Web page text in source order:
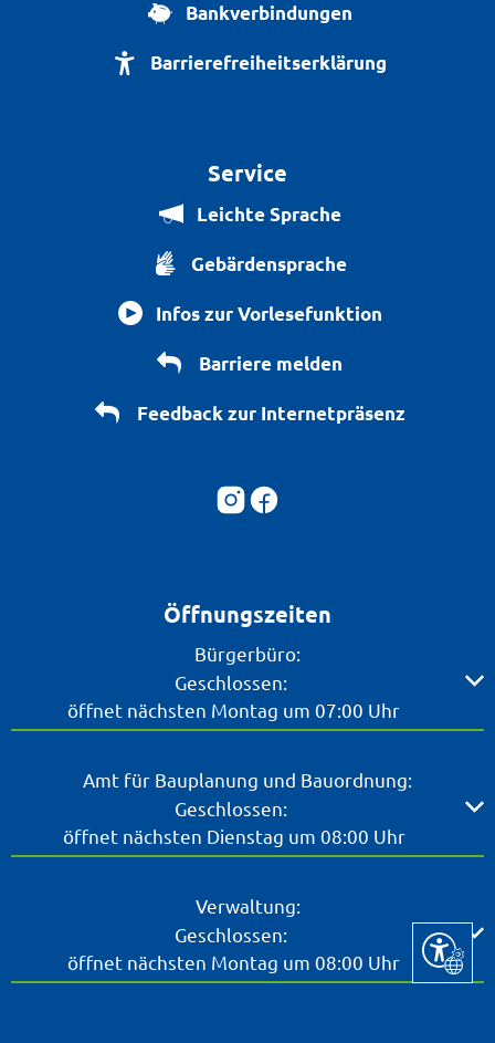
Bankverbindungen
Barrierefreiheitserklärung
Service
Leichte Sprache
Gebärdensprache
Infos zur Vorlesefunktion
Barriere melden
Feedback zur Internetpräsenz
Öffnungszeiten
Bürgerbüro:
Klicken, um weitere Öffnungs- oder Schließzeiten
Geschlossen:
öffnet nächsten Montag um 07:00 Uhr
Amt für Bauplanung und Bauordnung:
Klicken, um weitere Öffnungs- oder Schließzeiten
Geschlossen:
öffnet nächsten Dienstag um 08:00 Uhr
Verwaltung:
Klicken, um weitere Öffnungs- oder Schließzeiten
Geschlossen:
öffnet nächsten Montag um 08:00 Uhr
Seite